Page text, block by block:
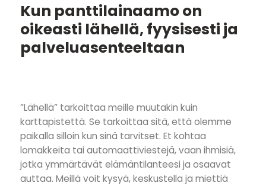
Kun panttilainaamo on
oikeasti lähellä, fyysisesti ja
palveluasenteeltaan
”Lähellä” tarkoittaa meille muutakin kuin
karttapistettä. Se tarkoittaa sitä, että olemme
paikalla silloin kun sinä tarvitset. Et kohtaa
lomakkeita tai automaattiviestejä, vaan ihmisiä,
jotka ymmärtävät elämäntilanteesi ja osaavat
auttaa. Meillä voit kysyä, keskustella ja miettiä